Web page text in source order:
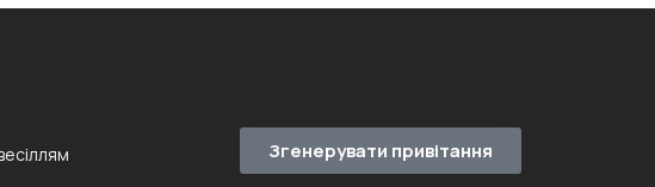
Згенерувати привітання